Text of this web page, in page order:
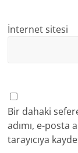
İnternet sitesi
Bir dahaki
adımı, e-posta
tarayıcıya